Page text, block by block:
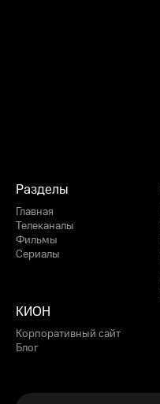
Разделы
Главная
Телеканалы
Фильмы
Сериалы
КИОН
Корпоративный сайт
Блог